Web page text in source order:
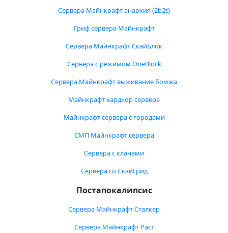
Сервера Майнкрафт анархия (2b2t)
Гриф сервера Майнкрафт
Сервера Майнкрафт СкайБлок
Сервера с режимом OneBlock
Сервера Майнкрафт выживание бомжа
Майнкрафт хардкор сервера
Майнкрафт сервера с городами
СМП Майнкрафт сервера
Сервера с кланами
Сервера со СкайГрид
Постапокалипсис
Сервера Майнкрафт Сталкер
Сервера Майнкрафт Раст